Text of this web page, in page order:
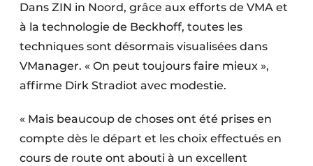
Dans ZIN in Noord, grâce aux efforts de VMA et
à la technologie de Beckhoff, toutes les
techniques sont désormais visualisées dans
VManager. « On peut toujours faire mieux »,
affirme Dirk Stradiot avec modestie.
« Mais beaucoup de choses ont été prises en
compte dès le départ et les choix effectués en
cours de route ont abouti à un excellent